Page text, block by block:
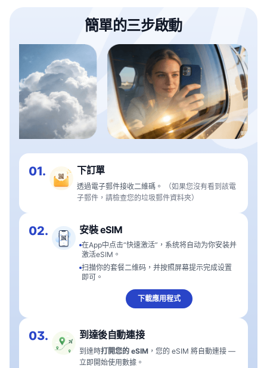
簡單的三步啟動
01. 下訂單
透過電子郵件接收二維碼。
（如果您沒有看到該電
子郵件，請檢查您的垃圾郵件資料夾）
02. 安裝 eSIM
在App中点击“快速激活”，系统将自动为你安装并
激活eSIM。
扫描你的套餐二维码，并按照屏幕提示完成设置
即可。
下載應用程式
03. 到達後自動連接
到達時打開您的 eSIM ，您的 eSIM 將自動連接 —
立即開始使用數據。